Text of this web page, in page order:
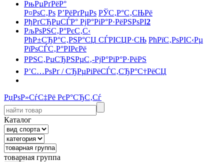
РњРµРґРёР°
Р¤РѕС‚Рѕ Р’РёРґРµРѕ РЎС‚Р°С‚СЊРё
РђРґСЂРµСЃР° РјР°РіР°Р·РёРЅРѕРІ2
РљРѕРЅС‚Р°РєС‚С‹
РћР±СЂР°С‚РЅР°СЏ СЃРІСЏР·СЊ РћРїС‚РѕРІС‹Рµ
РїРѕСЃС‚Р°РІРєРё
РРЅС‚РµСЂРЅРµС‚-РјР°РіР°Р·РёРЅ
Р’С…РѕРґ / СЂРµРіРёСЃС‚СЂР°С†РёСЏ
РџРѕР»СѓС‡Рё РєР°СЂС‚Сѓ
Каталог
товарная группа